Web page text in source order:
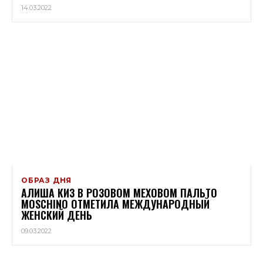
14.03.2022
ОБРАЗ ДНЯ
АЛИША КИЗ В РОЗОВОМ МЕХОВОМ ПАЛЬТО
MOSCHINO ОТМЕТИЛА МЕЖДУНАРОДНЫЙ
ЖЕНСКИЙ ДЕНЬ
09.03.2022